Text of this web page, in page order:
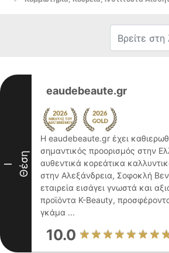
I Θέση
eaudebeaute.gr
Η eaudebeaute.gr έχει
σημαντικός προορισμός στην
αυθεντικά κορεάτικα
στην Αλεξάνδρεια, Σοφοκλή
εταιρεία εισάγει γνωστά και
προϊόντα K-Beauty,
γκάμα ...
10.0